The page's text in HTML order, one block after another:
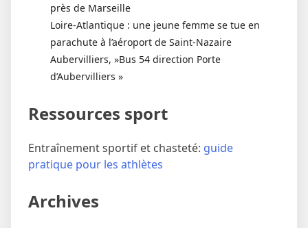
près de Marseille
Loire-Atlantique : une jeune femme se tue en
parachute à l’aéroport de Saint-Nazaire
Aubervilliers, »Bus 54 direction Porte
d’Aubervilliers »
Ressources sport
Entraînement sportif et chasteté: guide
pratique pour les athlètes
Archives